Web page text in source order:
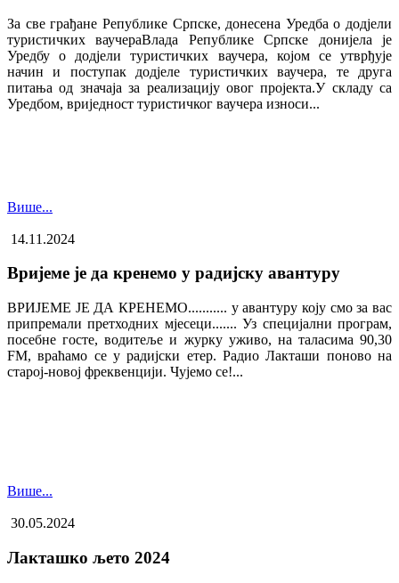
За све грађане Републике Српске, донесена Уредба о додјели
туристичких ваучера​Влада Републике Српске донијела је
Уредбу о додјели туристичких ваучера, којом се утврђује
начин и поступак додјеле туристичких ваучера, те друга
питања од значаја за реализацију овог пројекта.У складу са
Уредбом, вриједност туристичког ваучера износи...
Више...
14.11.2024
Вријеме је да кренемо у радијску авантуру
ВРИЈЕМЕ ЈЕ ДА КРЕНЕМО........... у авантуру коју смо за вас
припремали претходних мјесеци....... Уз специјални програм,
посебне госте, водитеље и журку уживо, на таласима 90,30
FM, враћамо се у радијски етер. Радио Лакташи поново на
старој-новој фреквенцији. Чујемо се!...
Више...
30.05.2024
Лакташко љето 2024